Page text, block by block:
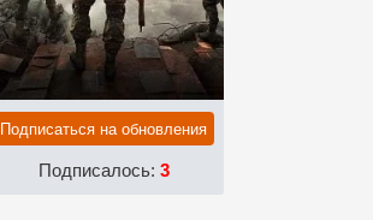
Подписаться на обновления
Подписалось: 3